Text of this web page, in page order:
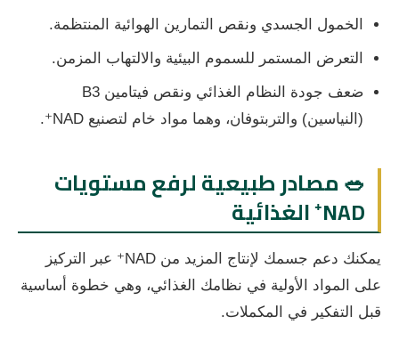
الخمول الجسدي ونقص التمارين الهوائية المنتظمة.
التعرض المستمر للسموم البيئية والالتهاب المزمن.
ضعف جودة النظام الغذائي ونقص فيتامين B3
(النياسين) والتربتوفان، وهما مواد خام لتصنيع NAD⁺.
🥗 مصادر طبيعية لرفع مستويات
NAD⁺ الغذائية
يمكنك دعم جسمك لإنتاج المزيد من NAD⁺ عبر التركيز
على المواد الأولية في نظامك الغذائي، وهي خطوة أساسية
قبل التفكير في المكملات.